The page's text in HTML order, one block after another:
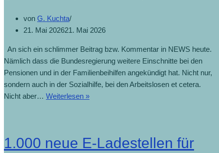
von G. Kuchta
21. Mai 202621. Mai 2026
An sich ein schlimmer Beitrag bzw. Kommentar in NEWS heute.
Nämlich dass die Bundesregierung weitere Einschnitte bei den
Pensionen und in der Familienbeihilfen angekündigt hat. Nicht nur,
sondern auch in der Sozialhilfe, bei den Arbeitslosen et cetera.
Nicht aber… Weiterlesen »
1.000 neue E-Ladestellen für